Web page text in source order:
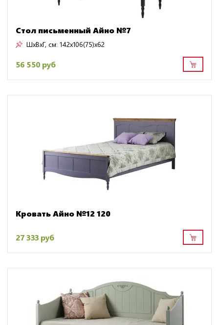
Стол письменный Айно №7
ШxВxГ, см: 142x106(75)x62
56 550 руб
Кровать Айно №12 120
27 333 руб